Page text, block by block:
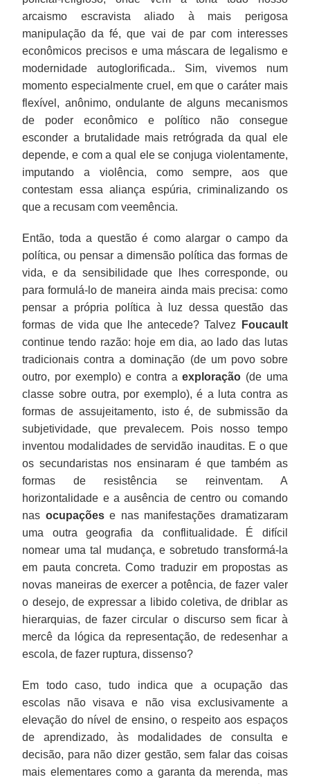
arcaismo escravista aliado à mais perigosa
manipulação da fé, que vai de par com interesses
econômicos precisos e uma máscara de legalismo e
modernidade autoglorificada.. Sim, vivemos num
momento especialmente cruel, em que o caráter mais
flexível, anônimo, ondulante de alguns mecanismos
de poder econômico e político não consegue
esconder a brutalidade mais retrógrada da qual ele
depende, e com a qual ele se conjuga violentamente,
imputando a violência, como sempre, aos que
contestam essa aliança espúria, criminalizando os
que a recusam com veemência.
Então, toda a questão é como alargar o campo da
política, ou pensar a dimensão política das formas de
vida, e da sensibilidade que lhes corresponde, ou
para formulá-lo de maneira ainda mais precisa: como
pensar a própria política à luz dessa questão das
formas de vida que lhe antecede? Talvez
Foucault
continue tendo razão: hoje em dia, ao lado das lutas
tradicionais contra a dominação (de um povo sobre
outro, por exemplo) e contra aexploração (de uma
classe sobre outra, por exemplo), é a luta contra as
formas de assujeitamento, isto é, de submissão da
subjetividade, que prevalecem. Pois nosso tempo
inventou modalidades de servidão inauditas. E o que
os secundaristas nos ensinaram é que também as
formas de resistência se reinventam. A
horizontalidade e a ausência de centro ou comando
nas ocupaçõese nas manifestações dramatizaram
uma outra geografia da conflitualidade. É difícil
nomear uma tal mudança, e sobretudo transformá-la
em pauta concreta. Como traduzir em propostas as
novas maneiras de exercer a potência, de fazer valer
o desejo, de expressar a libido coletiva, de driblar as
hierarquias, de fazer circular o discurso sem ficar à
mercê da lógica da representação, de redesenhar a
escola, de fazer ruptura, dissenso?
Em todo caso, tudo indica que a ocupação das
escolas não visava e não visa exclusivamente a
elevação do nível de ensino, o respeito aos espaços
de aprendizado, às modalidades de consulta e
decisão, para não dizer gestão, sem falar das coisas
mais elementares como a garanta da merenda, mas